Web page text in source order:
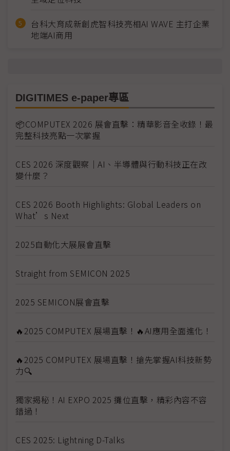
台科大育成新創虎智科技亮相AI WAVE 主打企業
地端AI商用
DIGITIMES e-paper專區
📦COMPUTEX 2026 展會直擊：精華影音全收錄！最
完整科技亮點一次掌握
CES 2026 深度觀察｜AI、半導體與行動科技正在改
變什麼？
CES 2026 Booth Highlights: Global Leaders on
What’s Next
2025自動化大展展會直擊
Straight from SEMICON 2025
2025 SEMICON展會直擊
🔥2025 COMPUTEX 展場直擊！🔥AI應用全面進化！
🔥2025 COMPUTEX 展場直擊！搶先掌握AI科技新勢
力🔍
獨家揭秘！AI EXPO 2025 攤位直擊，精彩內容不容
錯過！
CES 2025: Lightning D-Talks